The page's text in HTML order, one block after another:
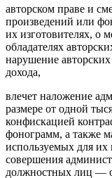
авторском праве и
произведений или
их изготовителях, о
обладателях
нарушение
дохода,
влечет наложение
размере от одной
конфискацией
фонограмм, а также
используемых для
совершения
должностных лиц —